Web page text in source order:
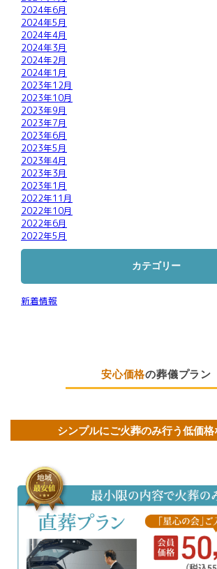
2024年6月
2024年5月
2024年4月
2024年3月
2024年2月
2024年1月
2023年12月
2023年10月
2023年9月
2023年7月
2023年6月
2023年5月
2023年4月
2023年3月
2023年1月
2022年11月
2022年10月
2022年6月
2022年5月
カテゴリー
新着情報
安心価格の葬儀プラン
シンプルにご火葬のみ行う低価格